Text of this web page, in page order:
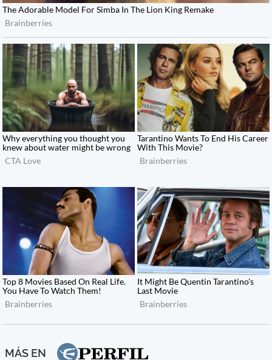
MÁS EN